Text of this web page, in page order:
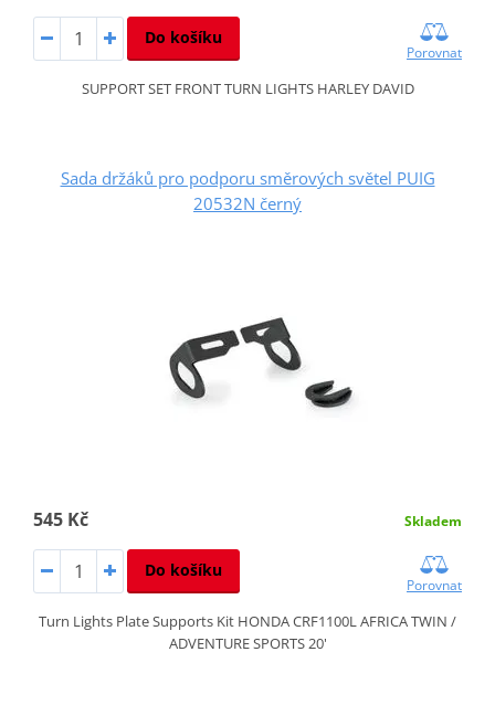
Do košíku
Porovnat
SUPPORT SET FRONT TURN LIGHTS HARLEY DAVID
Sada držáků pro podporu směrových světel PUIG
20532N černý
545 Kč Skladem
Do košíku
Porovnat
Turn Lights Plate Supports Kit HONDA CRF1100L AFRICA TWIN /
ADVENTURE SPORTS 20'